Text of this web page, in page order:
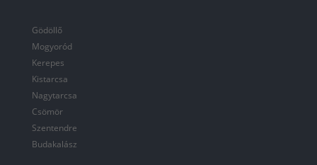
Gödöllő
Mogyoród
Kerepes
Kistarcsa
Nagytarcsa
Csömör
Szentendre
Budakalász